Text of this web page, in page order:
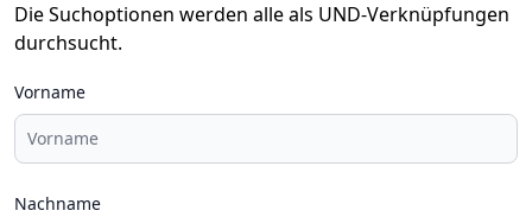
Die Suchoptionen werden alle als UND-Verknüpfungen
durchsucht.
Vorname
Nachname